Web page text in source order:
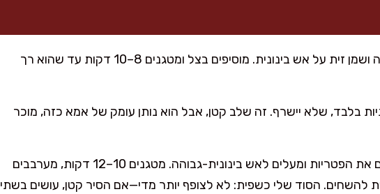
בסיר רחב מחממים חמאה ושמן זית על אש בינונית. מוסיפים בצל ומטגנים 8–10 דקות עד שהוא רך
שום ומערבבים 30 שניות בלבד, שלא יישרף. זה שלב קטן, אבל הוא נותן עומק של אמא כזה, מוכר
מוסיפים את הפטריות ומעלים לאש בינונית-גבוהה. מטגנים 10–12 דקות, מערבבים
להשחים. הסוד שלי כשפית: לא לצופף יותר מדי—אם הסיר קטן, עושים בשתי